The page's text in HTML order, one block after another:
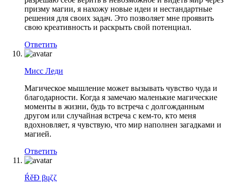
призму магии, я нахожу новые идеи и нестандартные
решения для своих задач. Это позволяет мне проявить
свою креативность и раскрыть свой потенциал.
Ответить
Мисс Леди
Магическое мышление может вызывать чувство чуда и
благодарности. Когда я замечаю маленькие магические
моменты в жизни, будь то встреча с долгожданным
другом или случайная встреча с кем-то, кто меня
вдохновляет, я чувствую, что мир наполнен загадками и
магией.
Ответить
ŔěĐ βųζζ